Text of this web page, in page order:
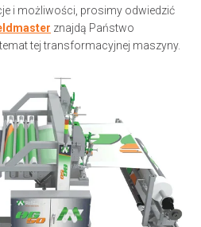
i możliwości, prosimy odwiedzić
znajdą Państwo
tej transformacyjnej maszyny.